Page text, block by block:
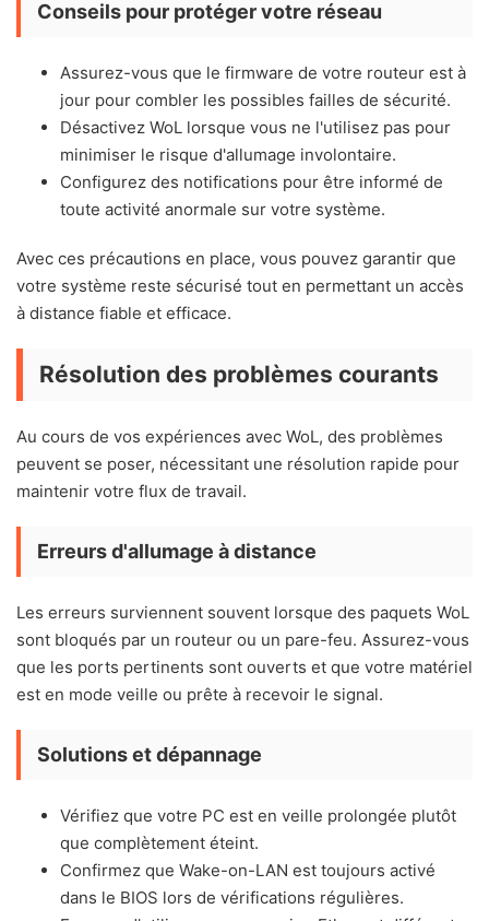
Conseils pour protéger votre réseau
Assurez-vous que le firmware de votre routeur est à
jour pour combler les possibles failles de sécurité.
Désactivez WoL lorsque vous ne l'utilisez pas pour
minimiser le risque d'allumage involontaire.
Configurez des notifications pour être informé de
toute activité anormale sur votre système.
Avec ces précautions en place, vous pouvez garantir que
votre système reste sécurisé tout en permettant un accès
à distance fiable et efficace.
Résolution des problèmes courants
Au cours de vos expériences avec WoL, des problèmes
peuvent se poser, nécessitant une résolution rapide pour
maintenir votre flux de travail.
Erreurs d'allumage à distance
Les erreurs surviennent souvent lorsque des paquets WoL
sont bloqués par un routeur ou un pare-feu. Assurez-vous
que les ports pertinents sont ouverts et que votre matériel
est en mode veille ou prête à recevoir le signal.
Solutions et dépannage
Vérifiez que votre PC est en veille prolongée plutôt
que complètement éteint.
Confirmez que Wake-on-LAN est toujours activé
dans le BIOS lors de vérifications régulières.